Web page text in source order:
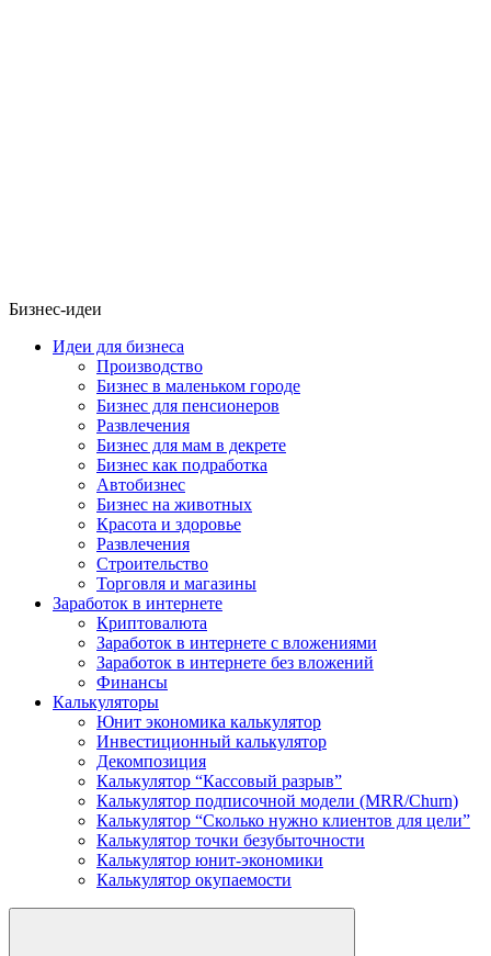
Бизнес-идеи
Идеи для бизнеса
Производство
Бизнес в маленьком городе
Бизнес для пенсионеров
Развлечения
Бизнес для мам в декрете
Бизнес как подработка
Автобизнес
Бизнес на животных
Красота и здоровье
Развлечения
Строительство
Торговля и магазины
Заработок в интернете
Криптовалюта
Заработок в интернете c вложениями
Заработок в интернете без вложений
Финансы
Калькуляторы
Юнит экономика калькулятор
Инвестиционный калькулятор
Декомпозиция
Калькулятор “Кассовый разрыв”
Калькулятор подписочной модели (MRR/Churn)
Калькулятор “Сколько нужно клиентов для цели”
Калькулятор точки безубыточности
Калькулятор юнит-экономики
Калькулятор окупаемости